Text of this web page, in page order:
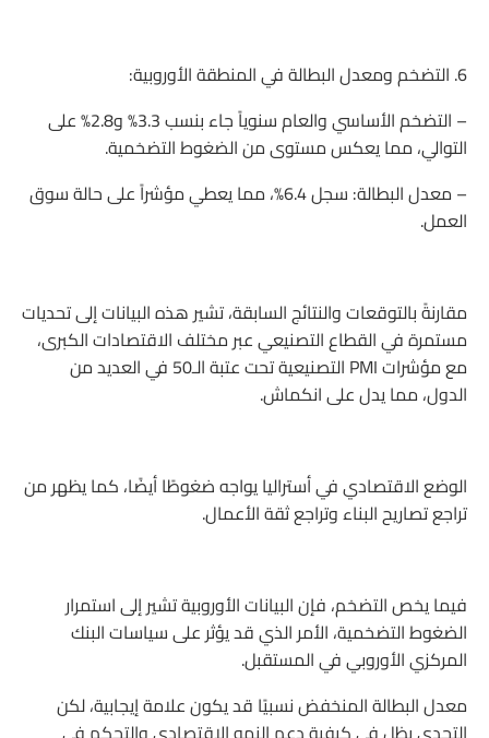
6. التضخم ومعدل البطالة في المنطقة الأوروبية:
– التضخم الأساسي والعام سنوياً جاء بنسب 3.3% و2.8% على
التوالي، مما يعكس مستوى من الضغوط التضخمية.
– معدل البطالة: سجل 6.4%، مما يعطي مؤشراً على حالة سوق
العمل.
مقارنةً بالتوقعات والنتائج السابقة، تشير هذه البيانات إلى تحديات
مستمرة في القطاع التصنيعي عبر مختلف الاقتصادات الكبرى،
مع مؤشرات PMI التصنيعية تحت عتبة الـ50 في العديد من
الدول، مما يدل على انكماش.
الوضع الاقتصادي في أستراليا يواجه ضغوطًا أيضًا، كما يظهر من
تراجع تصاريح البناء وتراجع ثقة الأعمال.
فيما يخص التضخم، فإن البيانات الأوروبية تشير إلى استمرار
الضغوط التضخمية، الأمر الذي قد يؤثر على سياسات البنك
المركزي الأوروبي في المستقبل.
معدل البطالة المنخفض نسبيًا قد يكون علامة إيجابية، لكن